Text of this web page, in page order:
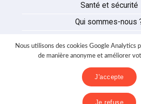
Santé et sécurité
Qui sommes-nous
Partenaires
Nous contacter
Nous utilisons des cookies Google Analytics
de manière anonyme et améliorer
J'accepte
Je refuse